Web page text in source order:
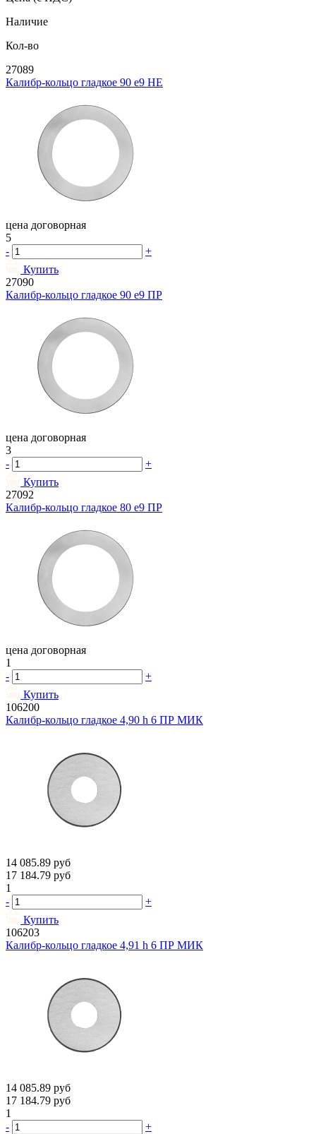
Наличие
Кол-во
27089
Калибр-кольцо гладкое 90 e9 НЕ
цена договорная
5
-
+
Купить
27090
Калибр-кольцо гладкое 90 e9 ПР
цена договорная
3
-
+
Купить
27092
Калибр-кольцо гладкое 80 e9 ПР
цена договорная
1
-
+
Купить
106200
Калибр-кольцо гладкое 4,90 h 6 ПР МИК
14 085.89 руб
17 184.79 руб
1
-
+
Купить
106203
Калибр-кольцо гладкое 4,91 h 6 ПР МИК
14 085.89 руб
17 184.79 руб
1
-
+